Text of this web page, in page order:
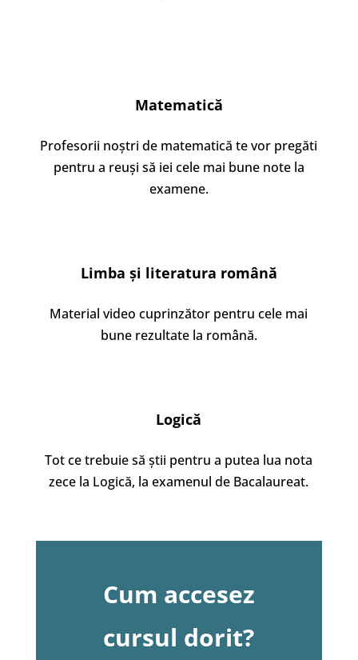
Matematică
Profesorii noștri de matematică te vor pregăti
pentru a reuși să iei cele mai bune note la
examene.
Limba și literatura română
Material video cuprinzător pentru cele mai
bune rezultate la română.
Logică
Tot ce trebuie să știi pentru a putea lua nota
zece la Logică, la examenul de Bacalaureat.
Cum accesez
cursul dorit?